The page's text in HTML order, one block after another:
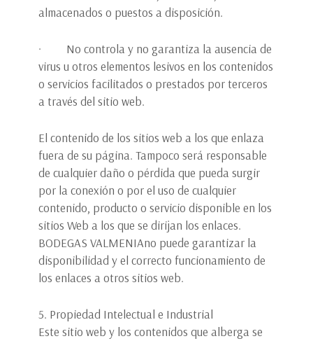
almacenados o puestos a disposición.
· No controla y no garantiza la ausencia de
virus u otros elementos lesivos en los contenidos
o servicios facilitados o prestados por terceros
a través del sitio web.
El contenido de los sitios web a los que enlaza
fuera de su página. Tampoco será responsable
de cualquier daño o pérdida que pueda surgir
por la conexión o por el uso de cualquier
contenido, producto o servicio disponible en los
sitios Web a los que se dirijan los enlaces.
BODEGAS VALMENIAno puede garantizar la
disponibilidad y el correcto funcionamiento de
los enlaces a otros sitios web.
5. Propiedad Intelectual e Industrial
Este sitio web y los contenidos que alberga se